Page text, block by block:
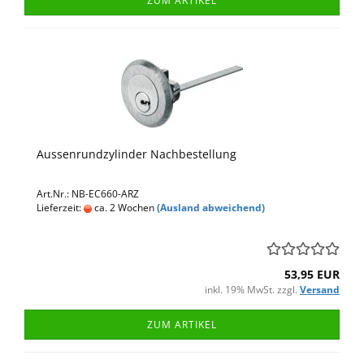
Aussenrundzylinder Nachbestellung
Art.Nr.: NB-EC660-ARZ
Lieferzeit:
ca. 2 Wochen(Ausland abweichend)
53,95 EUR
inkl. 19% MwSt. zzgl. Versand
ZUM ARTIKEL